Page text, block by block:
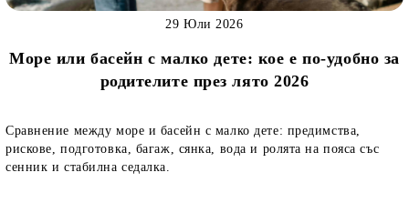
Море или басейн с малко дете: кое е по-удобно за
родителите през лято 2026
29 Юли 2026
Сравнение между море и басейн с малко дете: предимства,
рискове, подготовка, багаж, сянка, вода и ролята на пояса със
сенник и стабилна седалка.